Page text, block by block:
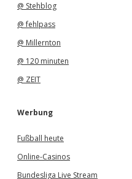
@ Stehblog
@ fehlpass
@ Millernton
@ 120 minuten
@ ZEIT
Werbung
Fußball heute
Online-Casinos
Bundesliga Live Stream